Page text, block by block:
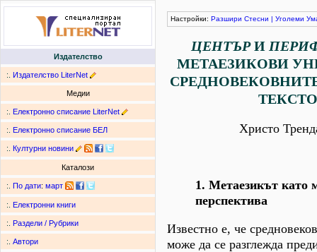
Издателство
:. Издателство LiterNet
Медии
:. Електронно списание LiterNet
:. Електронно списание БЕЛ
:. Културни новини
Каталози
:. По дати: март
:. Електронни книги
:. Раздели / Рубрики
:. Автори
Настройки: Разшири Стесни | Уголеми
ЦЕНТЪРИ
МЕТАЕЗИКОВИ
Христо
1. Метаезикът като
перспектива
Известно е, че
може да се разглежда